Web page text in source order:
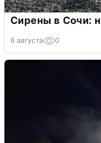
Сирены в Сочи:
6 августа 0